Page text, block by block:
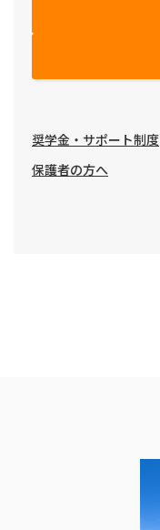
奨学金・サポート制度
保護者の方へ